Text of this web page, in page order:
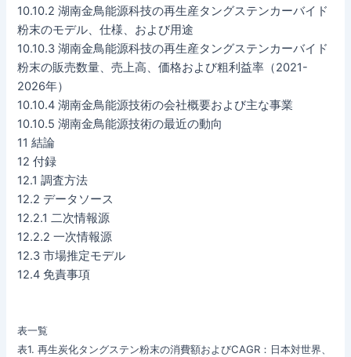
10.10.2 湖南金鳥能源科技の再生産タングステンカーバイド
粉末のモデル、仕様、および用途
10.10.3 湖南金鳥能源科技の再生産タングステンカーバイド
粉末の販売数量、売上高、価格および粗利益率（2021-
2026年）
10.10.4 湖南金鳥能源技術の会社概要および主な事業
10.10.5 湖南金鳥能源技術の最近の動向
11 結論
12 付録
12.1 調査方法
12.2 データソース
12.2.1 二次情報源
12.2.2 一次情報源
12.3 市場推定モデル
12.4 免責事項
表一覧
表1. 再生炭化タングステン粉末の消費額およびCAGR：日本対世界、